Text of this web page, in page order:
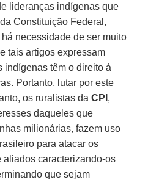
lideranças indígenas que
Constituição Federal,
necessidade de ser muito
tais artigos expressam
indígenas têm o direito à
Portanto, lutar por este
os ruralistas daCPI ,
daqueles que
milionárias, fazem uso
para atacar os
aliados caracterizando-os
que sejam